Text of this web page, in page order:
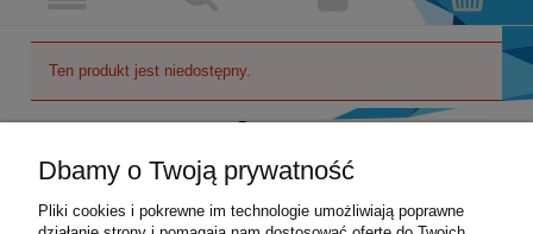
Ten produkt jest niedostępny.
Pomoc
Moje konto
Dbamy o Twoją prywatność
Pliki cookies i pokrewne im technologie umożliwiają poprawne